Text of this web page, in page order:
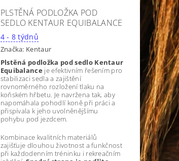
PLSTĚNÁ PODLOŽKA POD
SEDLO KENTAUR EQUIBALANCE
4 - 8 týdnů
Značka: Kentaur
Plstěná podložka pod sedlo Kentaur
Equibalance je efektivním řešením pro
stabilizaci sedla a zajištění
rovnoměrného rozložení tlaku na
koňském hřbetu. Je navržena tak, aby
napomáhala pohodlí koně při práci a
přispívala k jeho uvolněnějšímu
pohybu pod jezdcem.
Kombinace kvalitních materiálů
zajišťuje dlouhou životnost a funkčnost
při každodenním tréninku i rekreačním